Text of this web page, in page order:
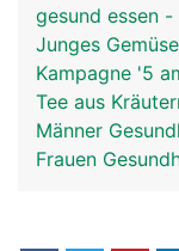
gesund essen
Junges
Kampagne '5
Tee aus
Männer
Frauen